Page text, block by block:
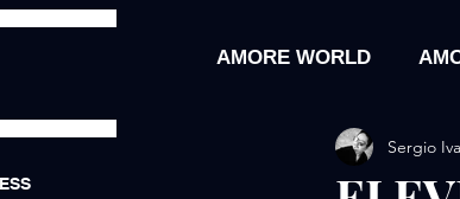
AMORE WORLD
AMORE / Sergio